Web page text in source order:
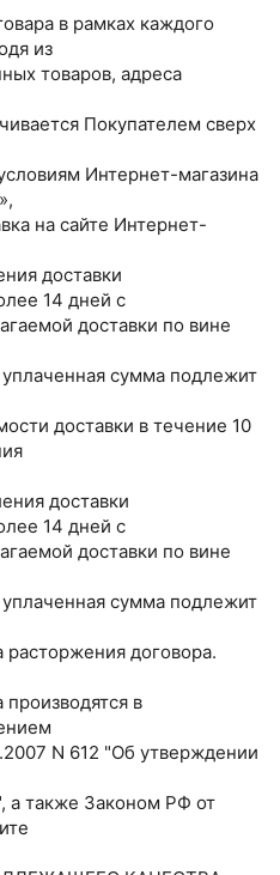
в рамках каждого
из
товаров, адреса
Покупателем сверх
Интернет-магазина
на сайте Интернет-
доставки
14 дней с
доставки по вине
уплаченная сумма подлежит
доставки в течение 10
доставки
14 дней с
доставки по вине
уплаченная сумма подлежит
договора.
производятся в
N 612 "Об утверждении
а также Законом РФ от